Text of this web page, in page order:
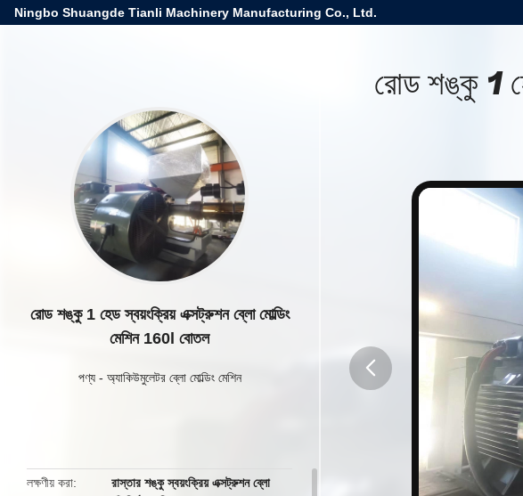
Ningbo Shuangde Tianli Machinery Manufacturing Co., Ltd.
রোড শঙ্কু 1 হেড স্বয়ংক্রিয় এক্সট্রুশন ব্লো মোল্ডিং
মেশিন 160l বোতল
পণ্য- অ্যাকিউমুলেটর ব্লো মোল্ডিং মেশিন
লক্ষণীয় করা
রাস্তার শঙ্কু স্বয়ংক্রিয় এক্সট্রুশন ব্লো
রোড শঙ্কু 1